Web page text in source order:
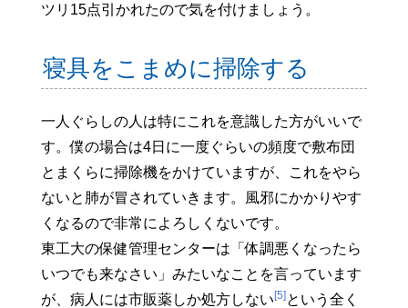
ツリ15点引かれたので気を付けましょう。
寝具をこまめに掃除する
一人ぐらしの人は特にこれを意識した方がいいで
す。僕の場合は4日に一度ぐらいの頻度で敷布団
とまくらに掃除機をかけていますが、これをやら
ないと肺が冒されていきます。風邪にかかりやす
くなるので非常によろしくないです。
東工大の保健管理センターは「体調悪くなったら
いつでも来なさい」みたいなことを言っています
が、病人には市販薬しか処方しない[5]という全く